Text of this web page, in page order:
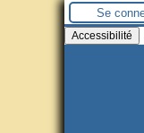
Panneau de gestion des
Se
Accessibilité